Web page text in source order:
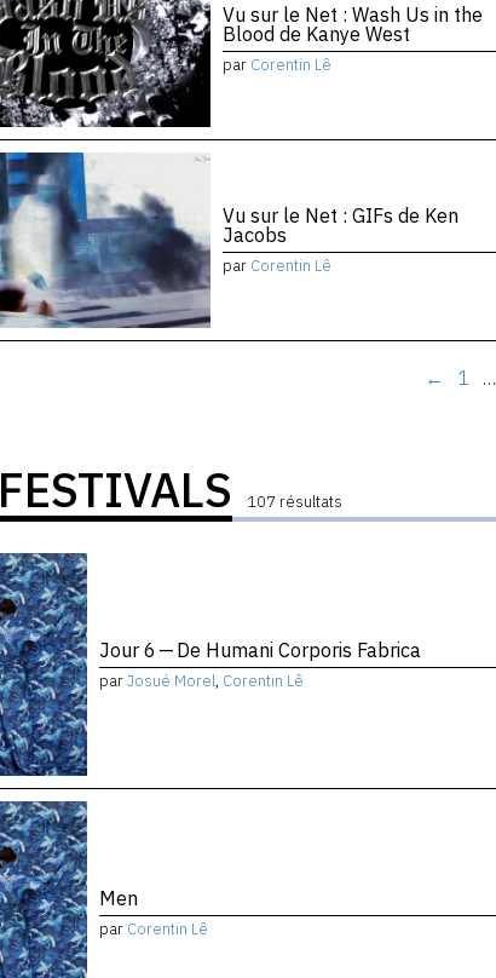
Vu sur le Net : Wash Us in the
Blood de Kanye West
par Corentin Lê
Vu sur le Net : GIFs de Ken
Jacobs
par Corentin Lê
← 1 …
FESTIVALS 107 résultats
Jour 6 — De Humani Corporis Fabrica
parJosué Morel, Corentin Lê
Men
par Corentin Lê